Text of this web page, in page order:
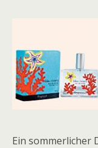
Ein sommerlicher